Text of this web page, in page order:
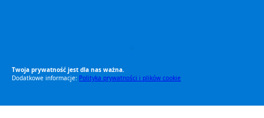
Twoja prywatność jest dla nas ważna.
Dodatkowe informacje: Polityka prywatności i plików cookie